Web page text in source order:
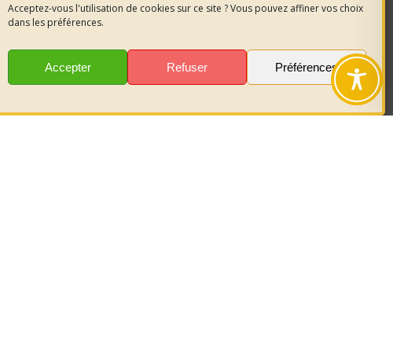
Acceptez-vous l'utilisation de cookies sur ce site ? Vous pouvez affiner vos choix
dans les préférences.
Accepter Refuser Préférences
collectif